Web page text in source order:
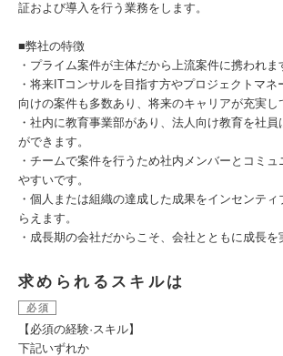
証および導入を行う業務をします。
■弊社の特徴
・プライム案件が主体だから上流案件に携われま
・将来ITコンサルを目指す方やプロジェクトマ
向けの案件も多数あり、将来のキャリアが充実し
・社内に教育事業部があり、法人向け教育を社員
ができます。
・チームで案件を行うため社内メンバーとコミュ
やすいです。
・個人または組織の達成した成果をインセンティ
らえます。
・成長期の会社だからこそ、会社とともに成長を
求められるスキルは
必須
【必須の経験·スキル】
下記いずれか